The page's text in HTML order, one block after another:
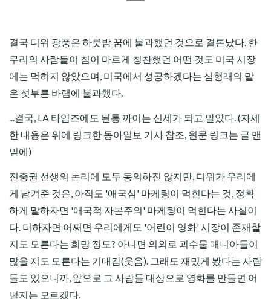
결국 디워 광풍은 하룻밤 꿈에 불과했던 것으로 결론났다. 한
무리의 사람들이 침이 마르게 칭찬했던 어떤 것도 미국 시장
에는 먹히지 않았으며, 미국에서 성공하겠다는 심형래의 말
은 섯부른 바램에 불과했다.
...결국, LA 타임즈에도 된통 까이는 신세가 되고 말았다. (자세
한 내용은 위에 링크한 동아일보 기사 참조, 원문 링크는 글 맨
밑에)
진중권 선생의 논리에 모두 동의하진 않지만, 디워가 우리에
게 남겨준 것은, 아직도 '애국심' 마케팅이 먹힌다는 것, 정확
하게 말하자면 '애국적 자본주의' 마케팅이 먹힌다는 사실이
다. 더하자면 어쩌면 우리에게도 '어린이 영화' 시장이 존재할
지도 모른다는 희망 정도? 아니면 의외로 괴수물 매니아들이
많을 지도 모른다는 기대감(웃음). 그래도 재밌게 봤다는 사람
들도 있으니까, 앞으로 그 사람들 대상으로 영화를 만들면 어
떨지는 모르겠다.